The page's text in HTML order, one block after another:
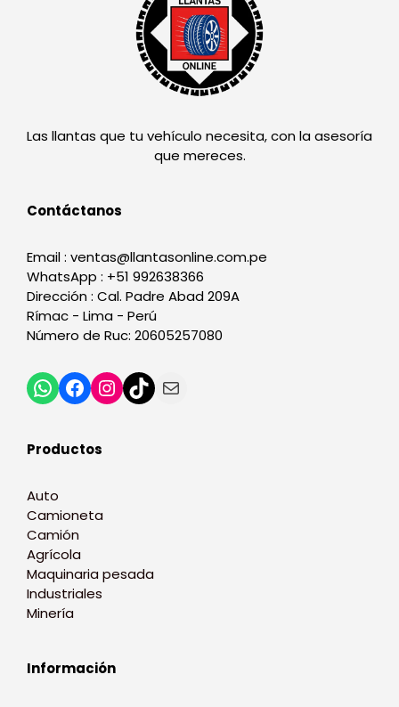
Las llantas que tu vehículo necesita, con la asesoría
que mereces.
Contáctanos
Email : ventas@llantasonline.com.pe
WhatsApp : +51 992638366
Dirección : Cal. Padre Abad 209A
Rímac - Lima - Perú
Número de Ruc: 20605257080
Productos
Auto
Camioneta
Camión
Agrícola
Maquinaria pesada
Industriales
Minería
Información